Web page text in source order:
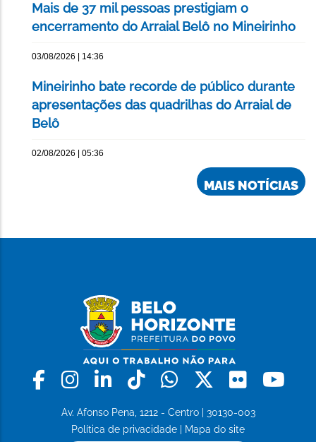
Mais de 37 mil pessoas prestigiam o
encerramento do Arraial Belô no Mineirinho
03/08/2026 | 14:36
Mineirinho bate recorde de público durante
apresentações das quadrilhas do Arraial de
Belô
02/08/2026 | 05:36
MAIS NOTÍCIAS
Facebook
Instagram
LinkedinTiktokWhatsapp
X Flickr
Av. Afonso Pena, 1212 - Centro | 30130-003
Política de privacidade
Mapa do site